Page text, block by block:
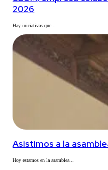
2026
Hay iniciativas que...
Asistimos a la
Hoy estamos en la asamblea...